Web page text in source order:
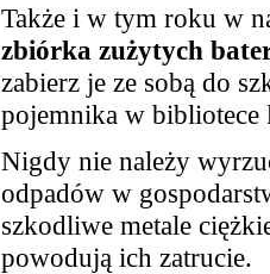
Także i w tym roku w
zbiórka zużytych
zabierz je ze sobą do
pojemnika w bibliotece
Nigdy nie należy
odpadów w
szkodliwe metale
powodują ich zatrucie.